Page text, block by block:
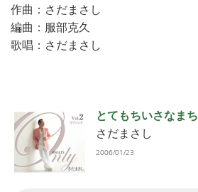
作曲：さだまさし
編曲：服部克久
歌唱：さだまさし
とてもちいさなまち
さだまさし
2006/01/23